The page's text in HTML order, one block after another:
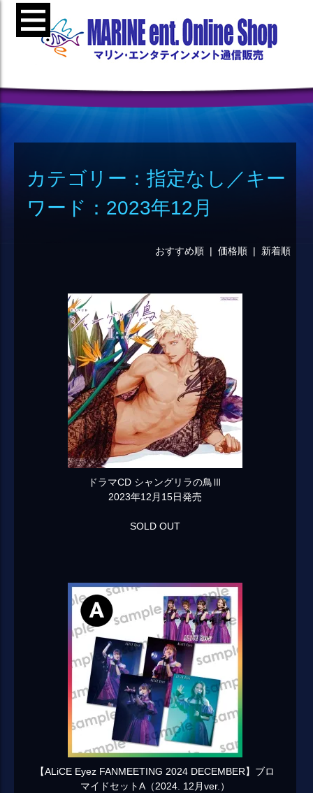
カテゴリー：指定なし／キー
ワード：2023年12月
おすすめ順 | 価格順| 新着順
ドラマCD シャングリラの鳥Ⅲ
2023年12月15日発売
SOLD OUT
【ALiCE Eyez FANMEETING 2024 DECEMBER】ブロ
マイドセットA（2024. 12月ver.）